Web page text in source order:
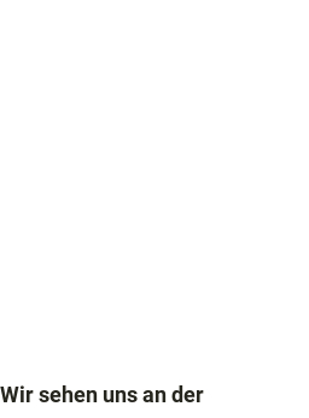
sehen uns an der